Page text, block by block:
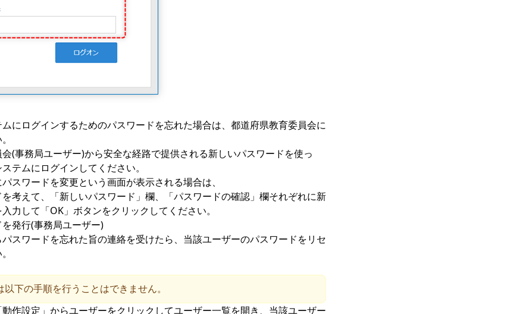
にログインするためのパスワードを忘れた場合は、都道府県教育委員会に
(事務局ユーザー)から安全な経路で提供される新しいパスワードを使っ
テムにログインしてください。
スワードを変更という画面が表示される場合は、
考えて、「新しいパスワード」欄、「パスワードの確認」欄それぞれに新
力して「OK」ボタンをクリックしてください。
発行(事務局ユーザー)
スワードを忘れた旨の連絡を受けたら、当該ユーザーのパスワードをリセ
下の手順を行うことはできません。
作設定」からユーザーをクリックしてユーザー一覧を開き、当該ユーザー